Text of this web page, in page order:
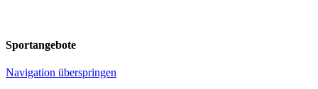
Sportangebote
Navigation überspringen